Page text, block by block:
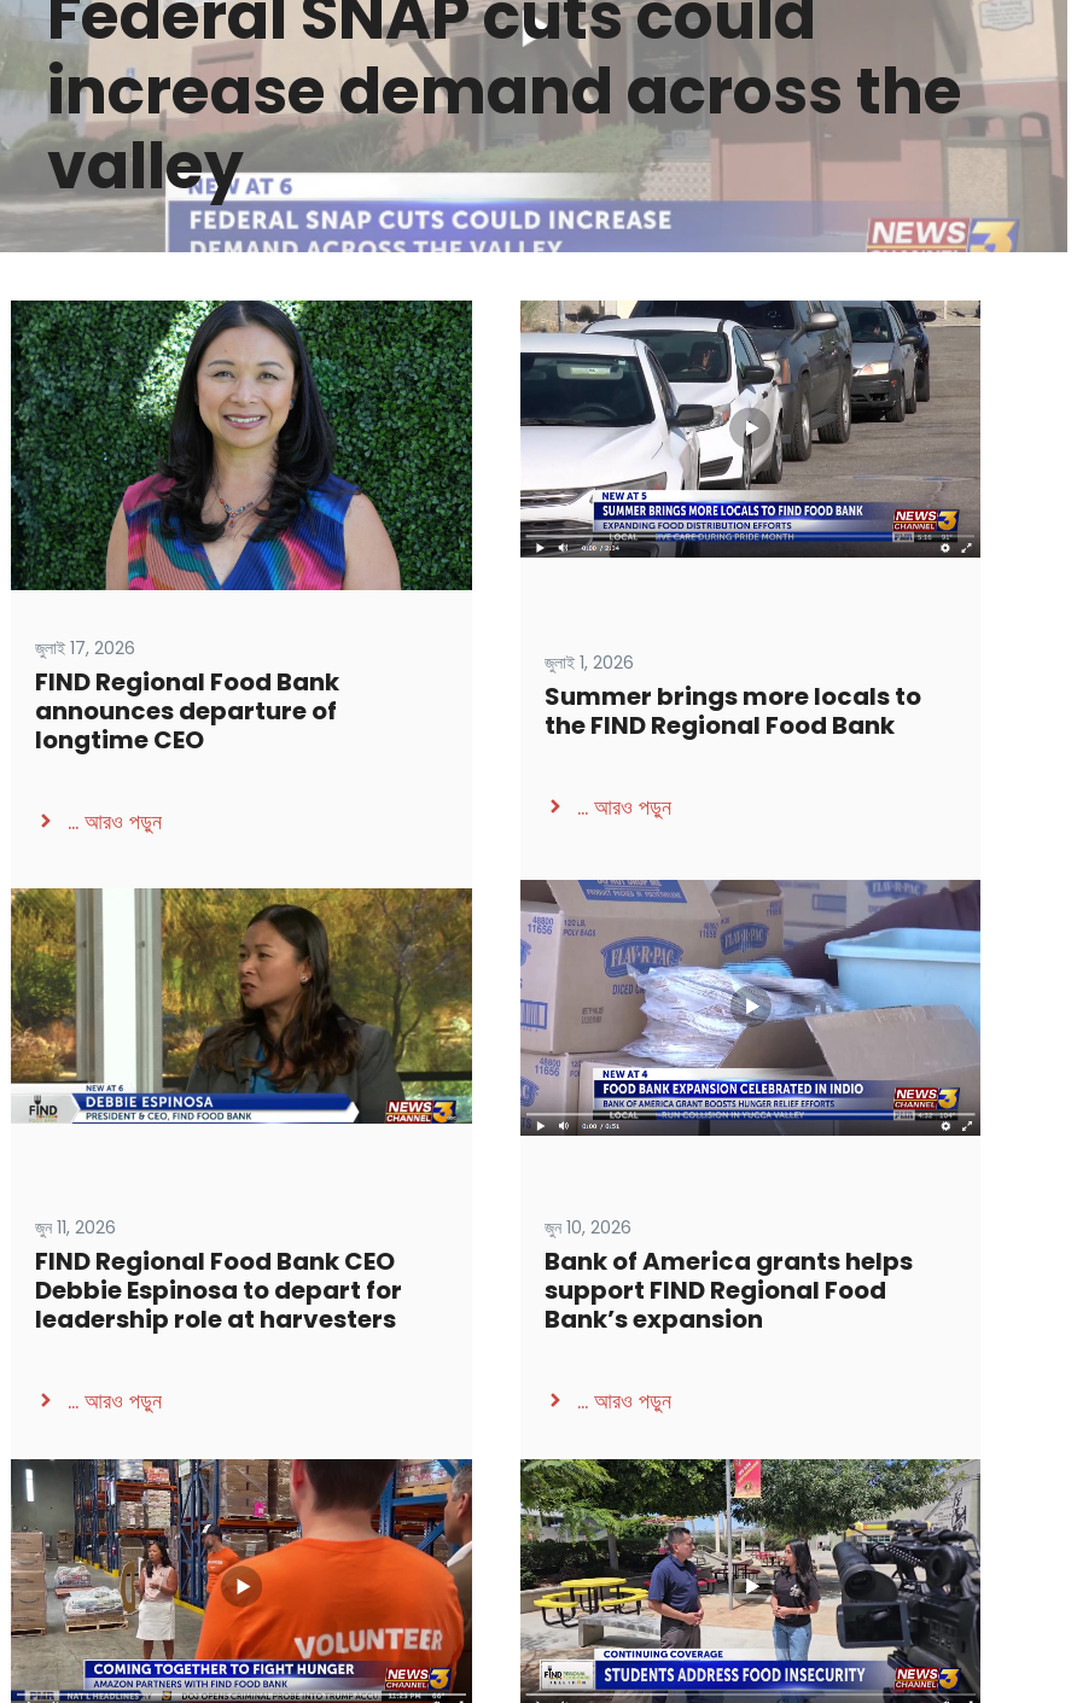
increase demand across the
valley
জুলাই 17, 2026
FIND Regional Food Bank
announces departure of
longtime CEO
...আরও পড়ুন
জুলাই 1, 2026
Summer brings more locals to
the FIND Regional Food Bank
... আরও পড়ুন
জুন 11, 2026
FIND Regional Food Bank CEO
Debbie Espinosa to depart for
leadership role at harvesters
...আরও পড়ুন
জুন 10, 2026
Bank of America grants helps
support FIND Regional Food
Bank’s expansion
... আরও পড়ুন